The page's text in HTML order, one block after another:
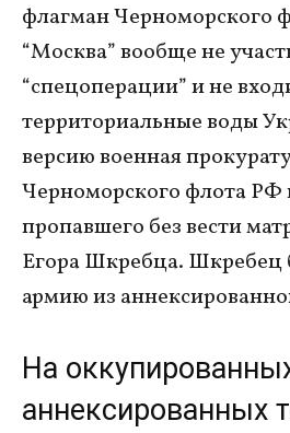
флагман Черноморского
“Москва” вообще не
“спецоперации” и не
территориальные воды
версию военная
Черноморского флота РФ
пропавшего без вести
Егора Шкребца. Шкребец
армию из
На
аннексированных